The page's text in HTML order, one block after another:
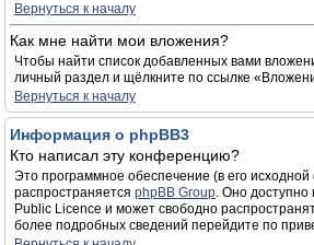
Вернуться к началу
Как мне найти мои вложения?
Чтобы найти список добавленных вами
личный раздел и щёлкните по ссылке
Вернуться к началу
Информация о phpBB3
Кто написал эту конференцию?
Это программное обеспечение (в его
распространяется phpBB Group. Оно доступно
Public Licence и может свободно
более подробных сведений перейдите по